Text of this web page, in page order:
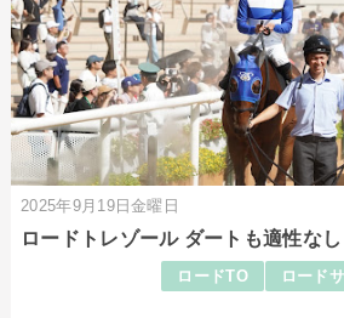
2025年9月19日金曜日
ロードトレゾール ダートも適性なし
ロードTO
ロード